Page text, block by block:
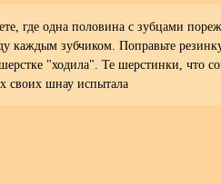
где одна половина с зубцами
каждым зубчиком. Поправьте
"ходила". Те шерстинки, что
своих шнау испытала